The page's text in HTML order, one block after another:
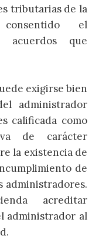
tributarias de la
el
acuerdos que
exigirse bien
administrador
calificada como
de carácter
la existencia de
de
administradores.
acreditar
administrador al